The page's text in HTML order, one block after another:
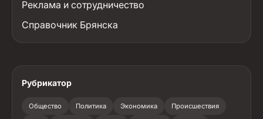
Реклама и сотрудничество
Справочник Брянска
Рубрикатор
Общество Политика Экономика Происшествия